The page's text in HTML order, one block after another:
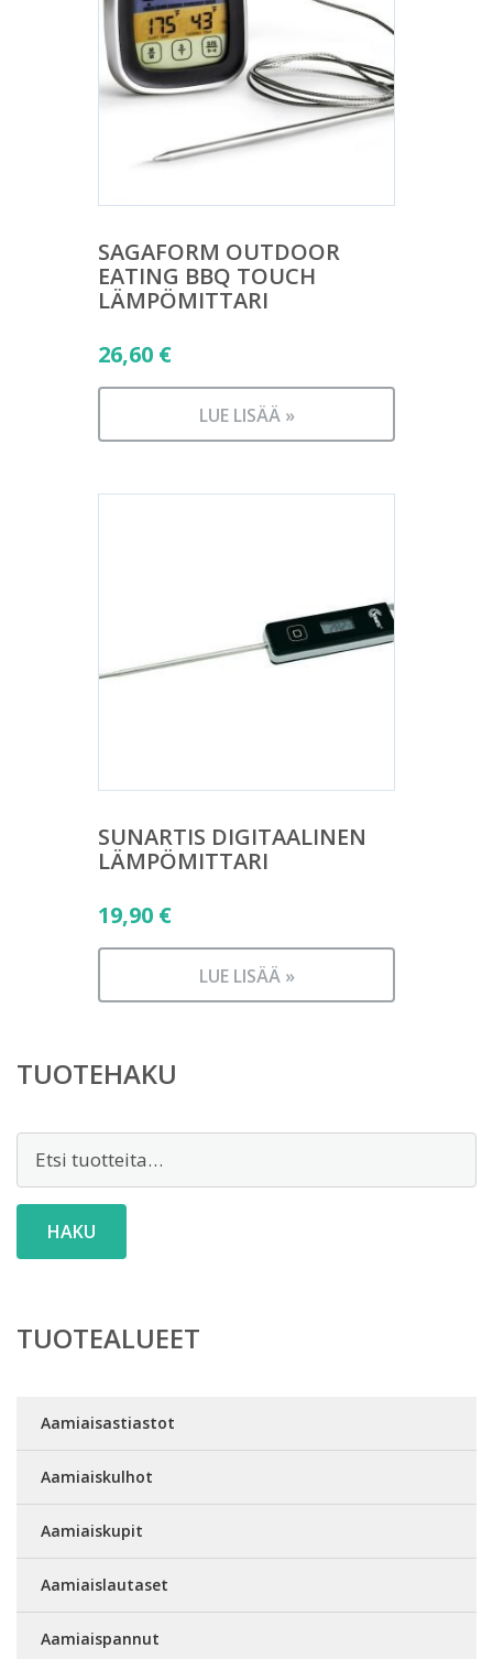
SAGAFORM OUTDOOR
EATING BBQ TOUCH
LÄMPÖMITTARI
26,60 €
LUE LISÄÄ »
SUNARTIS DIGITAALINEN
LÄMPÖMITTARI
19,90 €
LUE LISÄÄ »
TUOTEHAKU
Etsi:
HAKU
TUOTEALUEET
Aamiaisastiastot
Aamiaiskulhot
Aamiaiskupit
Aamiaislautaset
Aamiaispannut